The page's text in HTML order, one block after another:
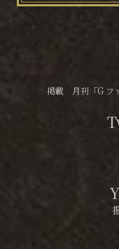
掲載 月刊「G フ